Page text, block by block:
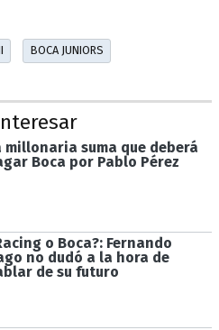
BOCA JUNIORS
millonaria suma que deberá
Boca por Pablo Pérez
o Boca?: Fernando
no dudó a la hora de
de su futuro